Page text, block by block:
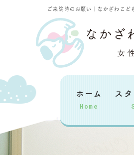
ホーム
Home
ス
ご来院時のお願い｜なかざわこど